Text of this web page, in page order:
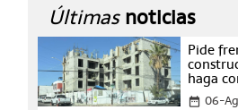
Últimas noticias
Pide
haga
date_range 06-